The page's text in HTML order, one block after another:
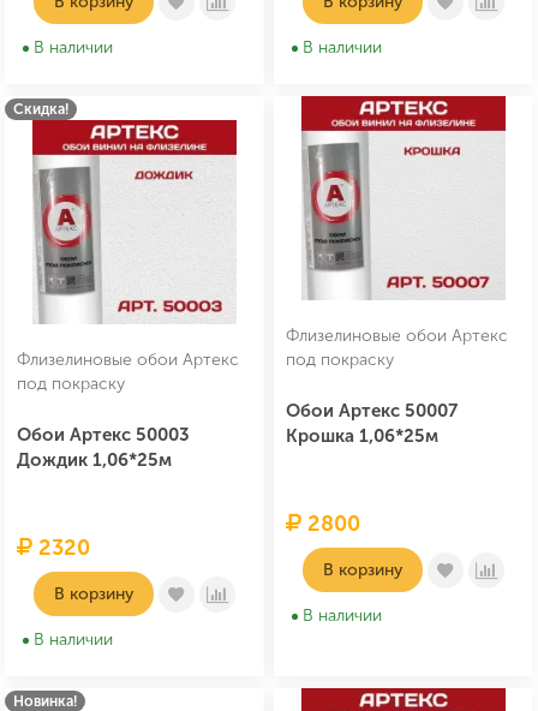
В наличии В наличии
Скидка!
Флизелиновые обои Артекс
под покраску
Обои Артекс 50003
Дождик 1,06*25м
2320
В корзину
В наличии
Флизелиновые обои Артекс
под покраску
Обои Артекс 50007
Крошка 1,06*25м
2800
В корзину
В наличии
Новинка!